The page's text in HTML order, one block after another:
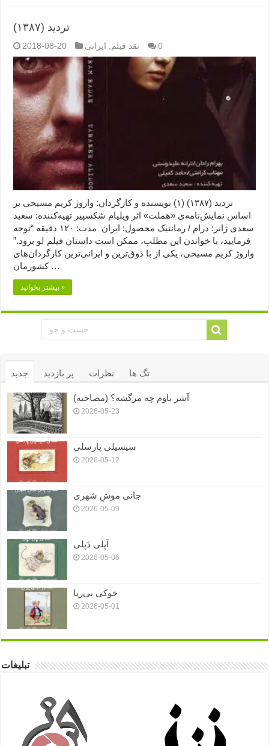
تردید (۱۳۸۷)
2018-08-20 نقد فیلم ایرانی 0
تردید (۱۳۸۷) (۱) نویسنده و کارگردان: واروژ کریم مسیحی بر
اساس نمایش‌نامه‌ی «هملت» اثر ویلیام شکسپیر تهیه‌کننده: سعید
سعدی ژانر: درام / رمانتیک محصول: ایران مدت: ۱۲۰ دقیقه “توجه
فرمایید،‌ با خواندن این مطلب، ممکن است داستان فیلم لو برود.”
واروژ کریم مسیحی، یکی از با ذوق‌ترین و ایرانی‌ترین کارگردان‌های
کشورمان …
بیشتر بخوانید »
جدید پر بازدید نظرات تگ ها
آشر باوم چه مرگشه؟ (مصاحبه)
2026-05-23
سیسیلی پارسلی
2026-05-12
جانی موشِ شهری
2026-05-09
اَپلی دَپلی
2026-05-06
خوکی بی‌ریا
2026-05-01
تبلیغات